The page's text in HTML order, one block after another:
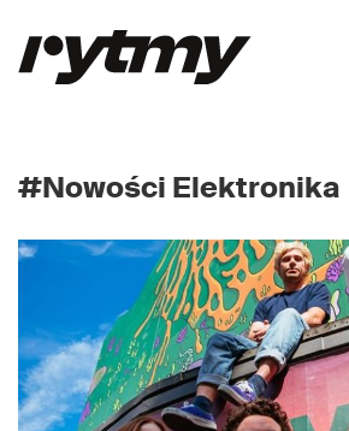
#Nowości Elektronika